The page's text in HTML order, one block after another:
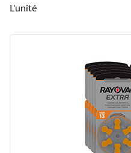
L'unité